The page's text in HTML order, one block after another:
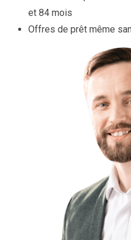
et 84 mois
Offres de prêt même